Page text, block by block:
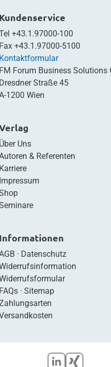
Kundenservice
+43.1.97000-100
Fax +43.1.97000-5100
Kontaktformular
FM Forum Business Solutions
Dresdner Straße 45
1200 Wien
Über Uns
& Referenten
Karriere
Impressum
Informationen
· Datenschutz
FAQs· Sitemap